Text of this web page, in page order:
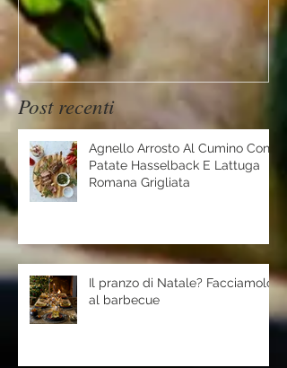
Post recenti
Agnello Arrosto Al Cumino Con
Patate Hasselback E Lattuga
Romana Grigliata
Il pranzo di Natale? Facciamolo
al barbecue